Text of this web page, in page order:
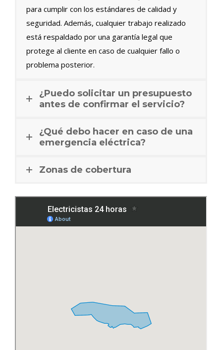
para cumplir con los estándares de calidad y
seguridad. Además, cualquier trabajo realizado
está respaldado por una garantía legal que
protege al cliente en caso de cualquier fallo o
problema posterior.
¿Puedo solicitar un presupuesto
antes de confirmar el servicio?
¿Qué debo hacer en caso de una
emergencia eléctrica?
Zonas de cobertura